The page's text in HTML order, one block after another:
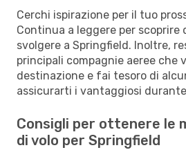
Cerchi ispirazione per il tuo
Continua a leggere per
svolgere a Springfield. Inoltre,
principali compagnie aeree che
destinazione e fai tesoro di
assicurarti i vantaggiosi
Consigli per ottenere le
di volo per Springfield